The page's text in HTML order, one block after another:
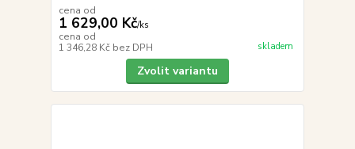
cena od
1 629,00 Kč/ks
cena od
1 346,28 Kč bez DPH skladem
Zvolit variantu